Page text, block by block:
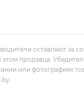
оставляют за
этом продавца.
или фотографиях